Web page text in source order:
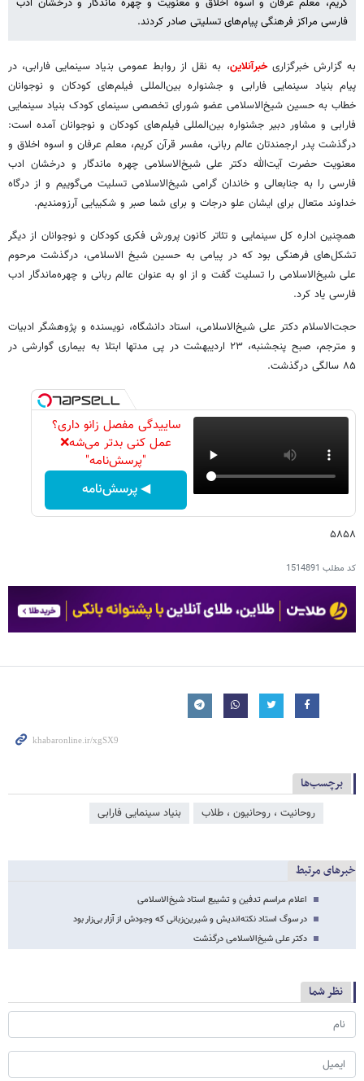
فارسی مراکز فرهنگی پیام‌های تسلیتی صادر کردند.
به گزارش خبرگزاریخبرآنلاین، به نقل از روابط عمومی بنیاد سینمایی فارابی، در
پیام بنیاد سینمایی فارابی و جشنواره بین‌المللی فیلم‌های کودکان و نوجوانان
خطاب به حسین شیخ‌الاسلامی عضو شورای تخصصی سینمای کودک بنیاد سینمایی
فارابی و مشاور دبیر جشنواره بین‌المللی فیلم‌های کودکان و نوجوانان آمده است:
درگذشت پدر ارجمندتان عالم ربانی، مفسر قرآن کریم، معلم عرفان و اسوه اخلاق و
معنویت حضرت آیت‌الله دکتر علی شیخ‌الاسلامی چهره ماندگار و درخشان ادب
فارسی را به جنابعالی و خاندان گرامی شیخ‌الاسلامی تسلیت می‌گوییم و از درگاه
خداوند متعال برای ایشان علو درجات و برای شما صبر و شکیبایی آرزومندیم.
همچنین اداره کل سینمایی و تئاتر کانون پرورش فکری کودکان و نوجوانان از دیگر
تشکل‌های فرهنگی بود که در پیامی به حسین شیخ الاسلامی، درگذشت مرحوم
علی شیخ‌الاسلامی را تسلیت گفت و از او به عنوان عالم ربانی و چهره‌ماندگار ادب
فارسی یاد کرد.
حجت‌الاسلام دکتر علی شیخ‌الاسلامی، استاد دانشگاه، نویسنده و پژوهشگر ادبیات
و مترجم، صبح پنجشنبه، ۲۳ اردیبهشت‌ در پی مدتها ابتلا به بیماری گوارشی در
٨۵ سالگی درگذشت
.
ساییدگی مفصل زانو داری؟
عمل کنی بدتر می‌شه❌
"پرسش‌نامه"
◀ پرسش‌نامه
۵۸۵۸
کد مطلب 1514891
برچسب‌ها
روحانیت ، روحانیون ، طلاب بنیاد سینمایی فارابی
خبرهای مرتبط
اعلام مراسم تدفین و تشییع استاد شیخ‌الاسلامی
در سوگ استاد نکته‌اندیش و شیرین‌زبانی که وجودش از آزار بی‌زار بود
دکتر علی شیخ‌الاسلامی درگذشت
نظر شما